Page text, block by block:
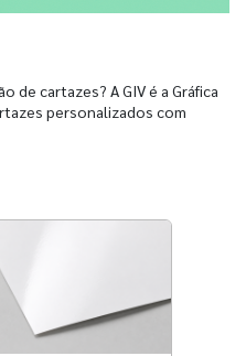
de cartazes? A GIV é a Gráfica
personalizados com